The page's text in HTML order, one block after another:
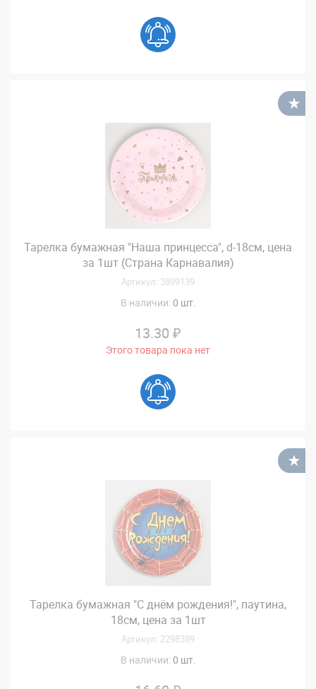
Тарелка бумажная "Наша принцесса", d-18см, цена
за 1шт (Страна Карнавалия)
Артикул: 3899139
В наличии: 0 шт.
13.30 ₽
Этого товара пока нет
Тарелка бумажная "С днём рождения!", паутина,
18см, цена за 1шт
Артикул: 2298389
В наличии: 0 шт.